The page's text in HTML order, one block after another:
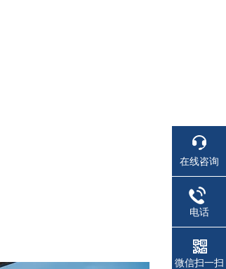
在线咨询
电话
微信扫一扫